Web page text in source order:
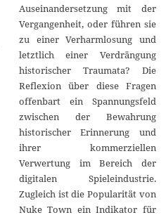
Auseinandersetzung mit der
Vergangenheit, oder führen sie
zu einer Verharmlosung und
letztlich einer Verdrängung
historischer Traumata? Die
Reflexion über diese Fragen
offenbart ein Spannungsfeld
zwischen der Bewahrung
historischer Erinnerung und
ihrer kommerziellen
Verwertung im Bereich der
digitalen Spieleindustrie.
Zugleich ist die Popularität von
Nuke Town ein Indikator für